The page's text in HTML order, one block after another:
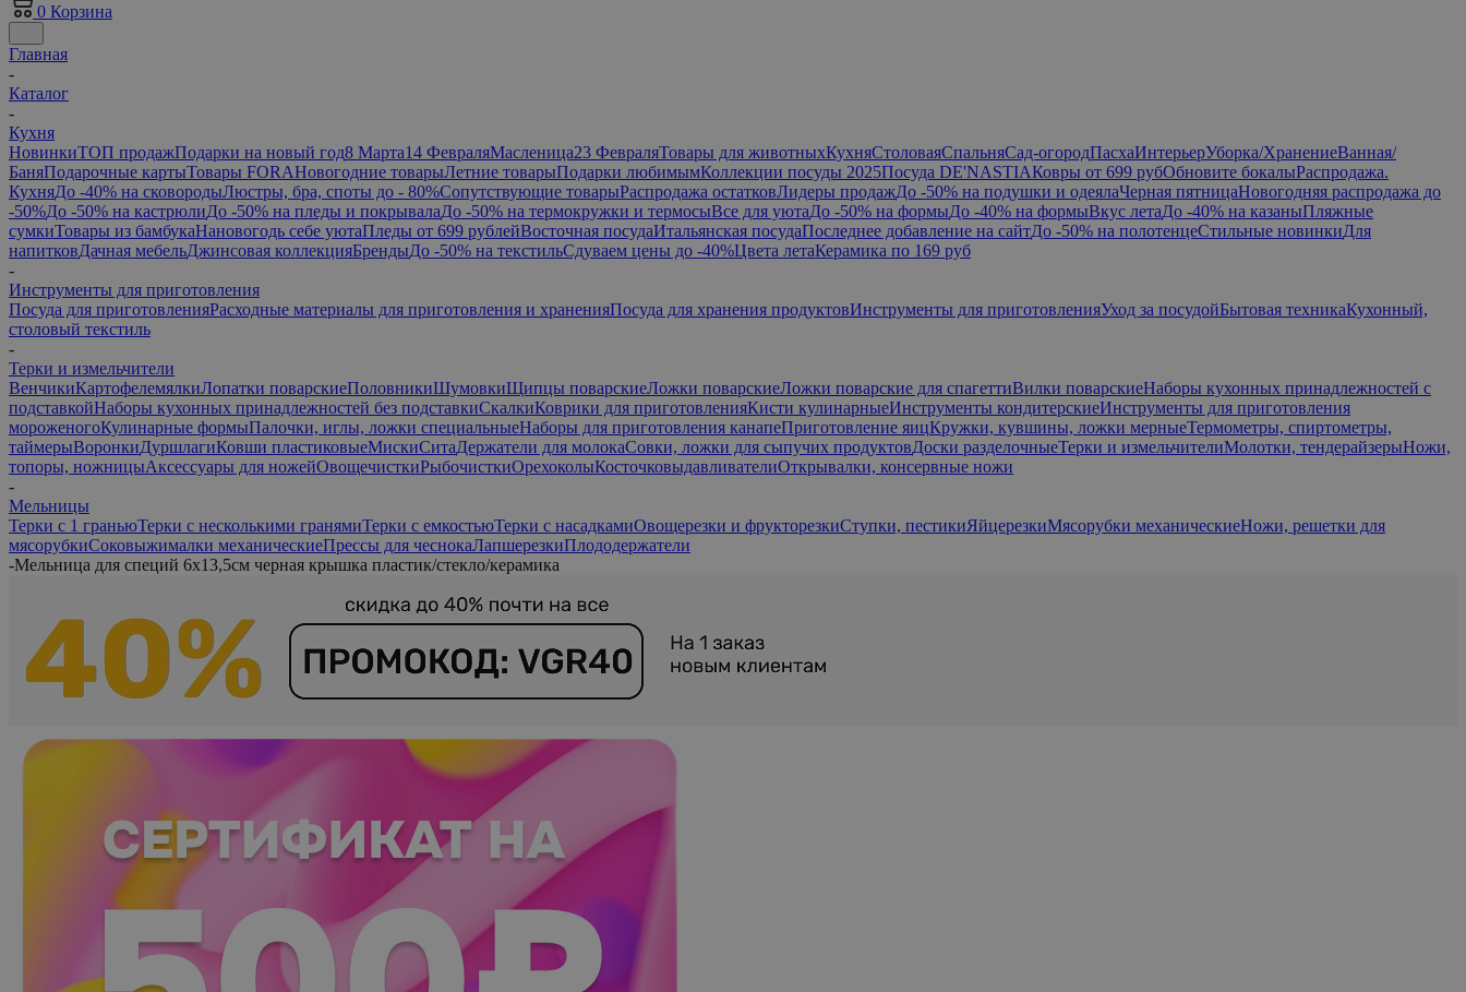
0 Корзина
Главная
-
Каталог
-
Кухня
НовинкиТОП продажПодарки на новый год8 Марта14 ФевраляМасленица23 ФевраляТовары для животныхКухняСтоловаяСпальняСад-огородПасхаИнтерьерУборка/ХранениеВанная/
БаняПодарочные картыТовары FORAНовогодние товарыЛетние товарыПодарки любимымКоллекции посуды 2025Посуда DE'NASTIAКовры от 699 рубОбновите бокалыРаспродажа.
КухняДо -40% на сковородыЛюстры, бра, споты до - 80%Сопутствующие товарыРаспродажа остатковЛидеры продажДо -50% на подушки и одеялаЧерная пятницаНовогодняя распродажа до
-50%До -50% на кастрюлиДо -50% на пледы и покрывалаДо -50% на термокружки и термосыВсе для уютаДо -50% на формыДо -40% на формыВкус летаДо -40% на казаныПляжные
сумкиТовары из бамбукаНановогодь себе уютаПледы от 699 рублейВосточная посудаИтальянская посудаПоследнее добавление на сайтДо -50% на полотенцеСтильные новинкиДля
напитковДачная мебельДжинсовая коллекцияБрендыДо -50% на текстильСдуваем цены до -40%Цвета летаКерамика по 169 руб
-
Инструменты для приготовления
Посуда для приготовленияРасходные материалы для приготовления и храненияПосуда для хранения продуктовИнструменты для приготовленияУход за посудойБытовая техникаКухонный,
столовый текстиль
-
Терки и измельчители
ВенчикиКартофелемялкиЛопатки поварскиеПоловникиШумовкиЩипцы поварскиеЛожки поварскиеЛожки поварские для спагеттиВилки поварскиеНаборы кухонных принадлежностей с
подставкойНаборы кухонных принадлежностей без подставкиСкалкиКоврики для приготовленияКисти кулинарныеИнструменты кондитерскиеИнструменты для приготовления
мороженогоКулинарные формыПалочки, иглы, ложки специальныеНаборы для приготовления канапеПриготовление яицКружки, кувшины, ложки мерныеТермометры, спиртометры,
таймерыВоронкиДуршлагиКовши пластиковыеМискиСитаДержатели для молокаСовки, ложки для сыпучих продуктовДоски разделочныеТерки и измельчителиМолотки, тендерайзерыНожи,
топоры, ножницыАксессуары для ножейОвощечисткиРыбочисткиОрехоколыКосточковыдавливателиОткрывалки, консервные ножи
-
Мельницы
Терки с 1 граньюТерки с несколькими гранямиТерки с емкостьюТерки с насадкамиОвощерезки и фрукторезкиСтупки, пестикиЯйцерезкиМясорубки механическиеНожи, решетки для
мясорубкиСоковыжималки механическиеПрессы для чеснокаЛапшерезкиПлододержатели
-Мельница для специй 6х13,5см черная крышка пластик/стекло/керамика